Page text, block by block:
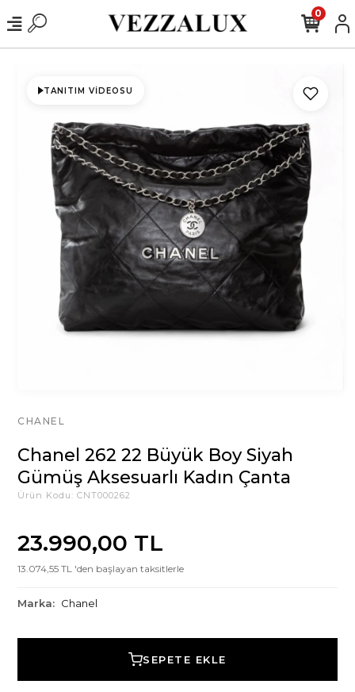
0
TANITIM VIDEOSU
CHANEL
Chanel 262 22 Büyük Boy Siyah
Gümüş Aksesuarlı Kadın Çanta
Ürün Kodu: CNT000262
23.990,00 TL
13.074,55 TL 'den başlayan taksitlerle
Marka: Chanel
SEPETE EKLE